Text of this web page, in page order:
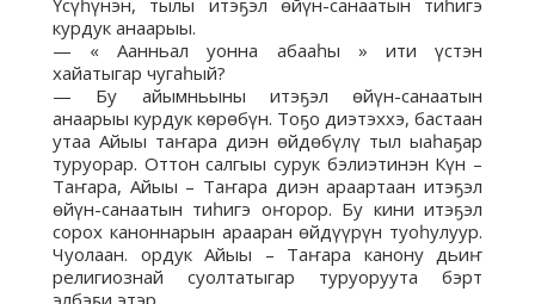
Үсүһүнэн, тылы итэҕэл өйүн-санаатын тиһигэ
курдук анаарыы.
— « Аанньал уонна абааһы » ити үстэн
хайатыгар чугаһый?
— Бу айымньыны итэҕэл өйүн-санаатын
анаарыы курдук көрөбүн. Тоҕо диэтэххэ, бастаан
утаа Айыы таҥара диэн өйдөбүлү тыл ыаһаҕар
туруорар. Оттон салгыы сурук бэлиэтинэн Күн –
Таҥара, Айыы – Таҥара диэн араартаан итэҕэл
өйүн-санаатын тиһигэ оҥорор. Бу кини итэҕэл
сорох каноннарын арааран өйдүүрүн туоһулуур.
Чуолаан. ордук Айыы – Таҥара канону дьиҥ
религиознай суолтатыгар туруоруута бэрт